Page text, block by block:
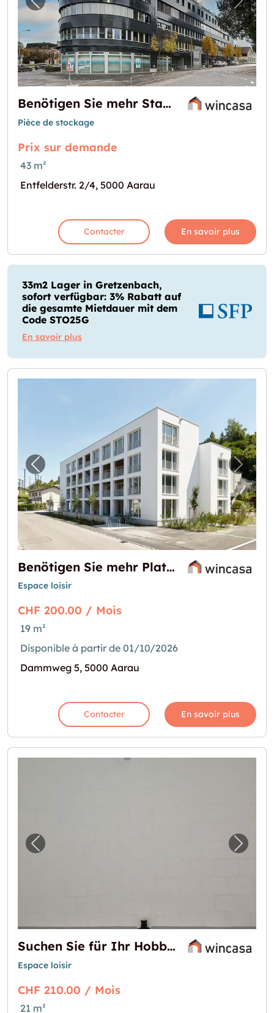
Image précédente pour "Benötigen Sie
Benötigen Sie mehr Stauraum?
Pièce de stockage
Prix sur demande
43 m²
Entfelderstr. 2/4, 5000 Aarau
Contacter En savoir plus
33m2 Lager in Gretzenbach,
sofort verfügbar: 3% Rabatt auf
die gesamte Mietdauer mit dem
Code STO25G
En savoir plus
Image précédente pour "Benötigen Sie
Benötigen Sie mehr Platz?
Espace loisir
CHF 200.00 / Mois
19 m²
Disponible à partir de 01/10/2026
Dammweg 5, 5000 Aarau
Contacter En savoir plus
Image précédente pour "Suchen Sie für Ihr
Suchen Sie für Ihr Hobby einen Raum?
Espace loisir
CHF 210.00 / Mois
21 m²